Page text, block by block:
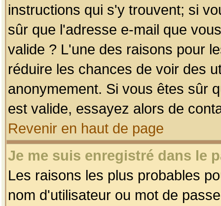
instructions qui s'y trouvent; si
sûr que l'adresse e-mail que
valide ? L'une des raisons pour
réduire les chances de voir des
anonymement. Si vous êtes sûr
est valide, essayez alors de
Revenir en haut de page
Je me suis enregistré dans le
Les raisons les plus probables
nom d'utilisateur ou mot de